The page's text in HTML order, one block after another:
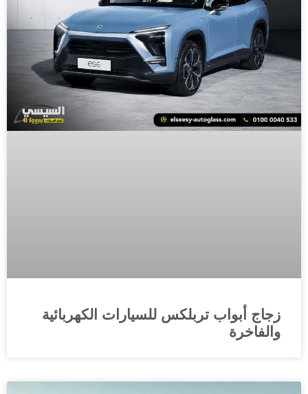
زجاج أبواب تربلكس للسيارات الكهربائية
والفاخرة